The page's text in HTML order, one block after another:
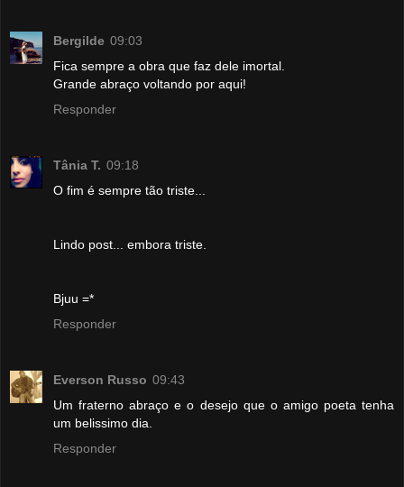
Bergilde 09:03
Fica sempre a obra que faz dele imortal.
Grande abraço voltando por aqui!
Responder
Tânia T. 09:18
O fim é sempre tão triste...
Lindo post... embora triste.
Bjuu =*
Responder
Everson Russo 09:43
Um fraterno abraço e o desejo que o amigo poeta tenha
um belissimo dia.
Responder